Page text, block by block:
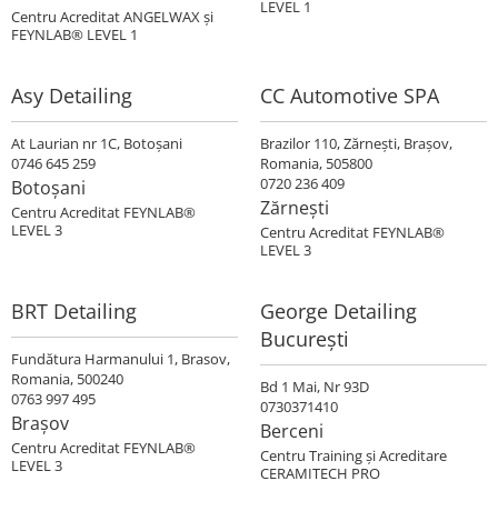
Centru Acreditat ANGELWAX şi
FEYNLAB® LEVEL 1
LEVEL 1
Asy Detailing
At Laurian nr 1C, Botoşani
0746 645 259
Botoșani
Centru Acreditat FEYNLAB®
LEVEL 3
CC Automotive SPA
Brazilor 110, Zărneşti, Braşov,
Romania, 505800
0720 236 409
Zărnești
Centru Acreditat FEYNLAB®
LEVEL 3
BRT Detailing
Fundătura Harmanului 1, Brasov,
Romania, 500240
0763 997 495
Brașov
Centru Acreditat FEYNLAB®
LEVEL 3
George Detailing
Bucureşti
Bd 1 Mai, Nr 93D
0730371410
Berceni
Centru Training şi Acreditare
CERAMITECH PRO